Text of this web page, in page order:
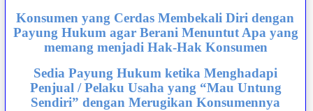
Konsumen yang Cerdas Membekali Diri dengan
Payung Hukum agar Berani Menuntut Apa yang
memang menjadi Hak-Hak Konsumen
Sedia Payung Hukum ketika Menghadapi
Penjual / Pelaku Usaha yang “Mau Untung
Sendiri” dengan Merugikan Konsumennya